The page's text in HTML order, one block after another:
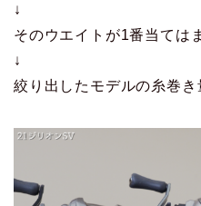
↓
そのウエイトが1番当ては
↓
絞り出したモデルの糸巻